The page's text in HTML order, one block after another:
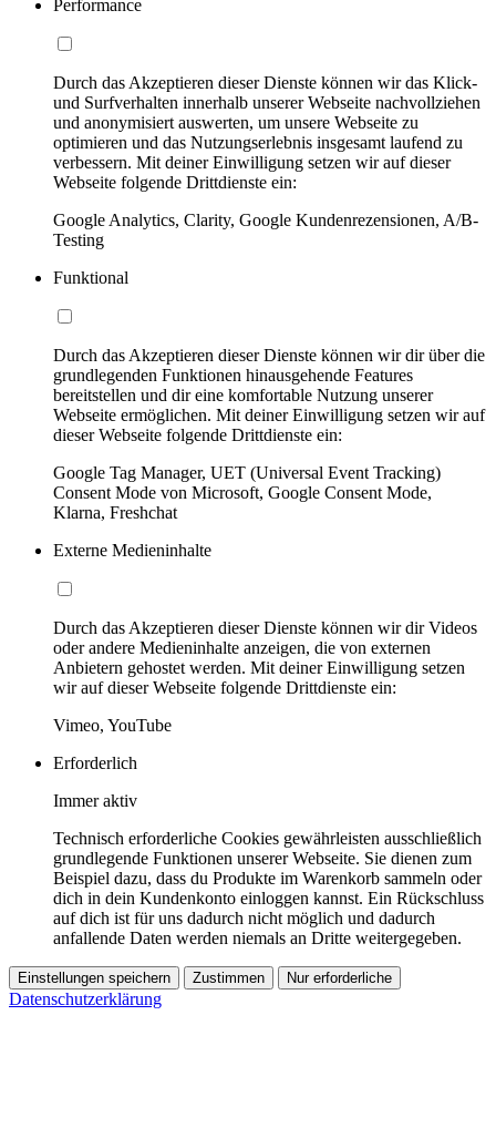
Performance
Durch das Akzeptieren dieser Dienste können wir das Klick-
und Surfverhalten innerhalb unserer Webseite nachvollziehen
und anonymisiert auswerten, um unsere Webseite zu
optimieren und das Nutzungserlebnis insgesamt laufend zu
verbessern. Mit deiner Einwilligung setzen wir auf dieser
Webseite folgende Drittdienste ein:
Google Analytics, Clarity, Google Kundenrezensionen, A/B-
Testing
Funktional
Durch das Akzeptieren dieser Dienste können wir dir über die
grundlegenden Funktionen hinausgehende Features
bereitstellen und dir eine komfortable Nutzung unserer
Webseite ermöglichen. Mit deiner Einwilligung setzen wir auf
dieser Webseite folgende Drittdienste ein:
Google Tag Manager, UET (Universal Event Tracking)
Consent Mode von Microsoft, Google Consent Mode,
Klarna, Freshchat
Externe Medieninhalte
Durch das Akzeptieren dieser Dienste können wir dir Videos
oder andere Medieninhalte anzeigen, die von externen
Anbietern gehostet werden. Mit deiner Einwilligung setzen
wir auf dieser Webseite folgende Drittdienste ein:
Vimeo, YouTube
Erforderlich
Immer aktiv
Technisch erforderliche Cookies gewährleisten ausschließlich
grundlegende Funktionen unserer Webseite. Sie dienen zum
Beispiel dazu, dass du Produkte im Warenkorb sammeln oder
dich in dein Kundenkonto einloggen kannst. Ein Rückschluss
auf dich ist für uns dadurch nicht möglich und dadurch
anfallende Daten werden niemals an Dritte weitergegeben.
Einstellungen speichern Zustimmen Nur erforderliche
Datenschutzerklärung